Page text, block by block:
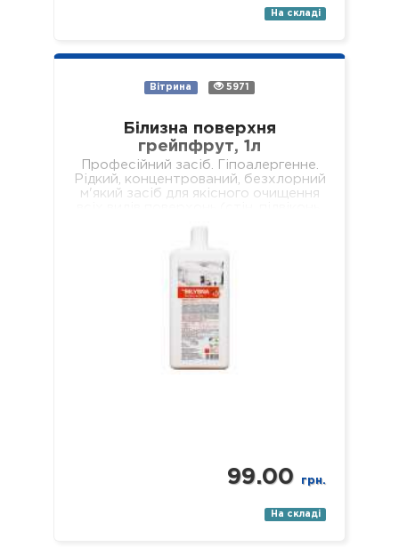
На складі
Вітрина 5971
Білизна поверхня
грейпфрут, 1л
Професійний засіб. Гіпоалергенне.
Рідкий, концентрований, безхлорний
м'який засіб для якісного очищення
99.00 грн.
На складі